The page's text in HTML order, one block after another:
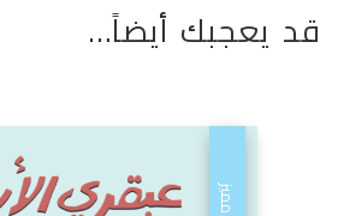
قد يعجبك أيضاً…
مميز